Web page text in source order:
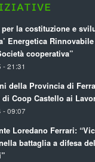
la costituzione e
Energetica
cooperativa”
21:31
della Provincia di
di Coop Castello ai
- 09:07
Loredano Ferrari:
battaglia a difesa